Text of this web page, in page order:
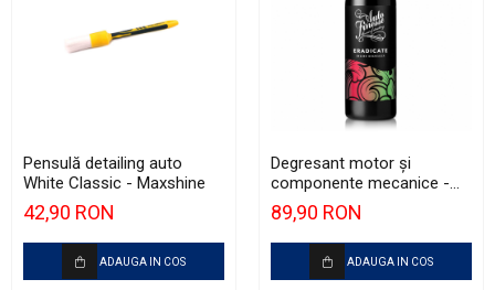
Pensulă detailing auto
White Classic - Maxshine
42,90 RON
ADAUGA IN COS
Degresant motor și
componente mecanice -
Auto Finesse Eradicate (1L)
89,90 RON
ADAUGA IN COS